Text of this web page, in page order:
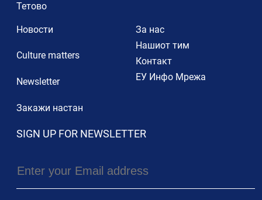
Тетово
Новости
Culture matters
Newsletter
Закажи настан
За нас
Нашиот тим
Контакт
ЕУ Инфо Мрежа
SIGN UP FOR NEWSLETTER